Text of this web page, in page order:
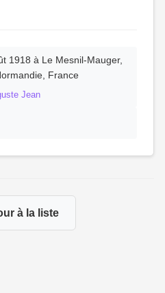
1918 à Le Mesnil-Mauger,
France
Jean
à la liste